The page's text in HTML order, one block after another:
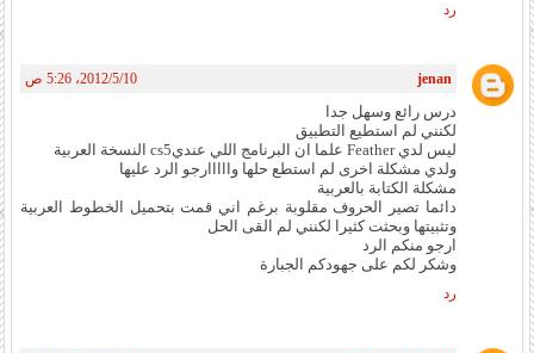
رد
jenan 10‏/5‏/2012، 5:26 ص
درس رائع وسهل جدا
لكنني لم استطيع التطبيق
ليس لدي Feather علما ان البرنامج اللي عنديcs5 النسخة العربية
ولدي مشكلة اخرى لم استطع حلها وااااارجو الرد عليها
مشكلة الكتابة بالعربية
دائما تصير الحروف مقلوبة برغم اني قمت بتحميل الخطوط العربية
وتثبيتها وبحثت كثيرا لكنني لم القى الحل
ارجو منكم الرد
وشكر لكم على جهودكم الجبارة
رد